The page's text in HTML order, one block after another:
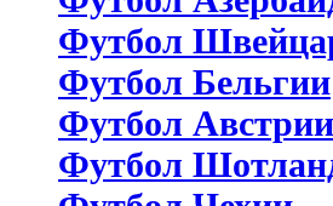
Футбол
Футбол Бельгии
Футбол Австрии
Футбол